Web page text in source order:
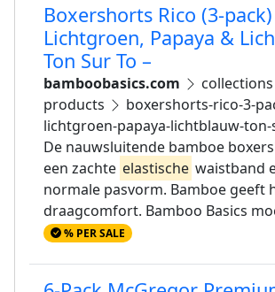
Boxershorts Rico (3-
Lichtgroen, Papaya &
Ton Sur To –
bamboobasics.com collections
products
boxershorts-rico-3-
lichtgroen-papaya-lichtblauw-
De nauwsluitende bamboe
een zachte elastische waistband
normale pasvorm. Bamboe geeft
draagcomfort. Bamboo Basics
% PER SALE